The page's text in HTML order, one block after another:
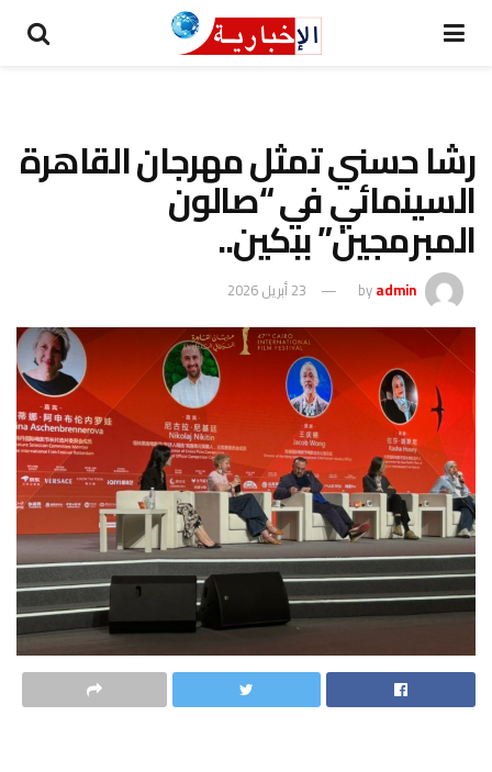
رشا حسني تمثل مهرجان القاهرة
السينمائي في “صالون
المبرمجين” ببكين..
byadmin 23 أبريل 2026